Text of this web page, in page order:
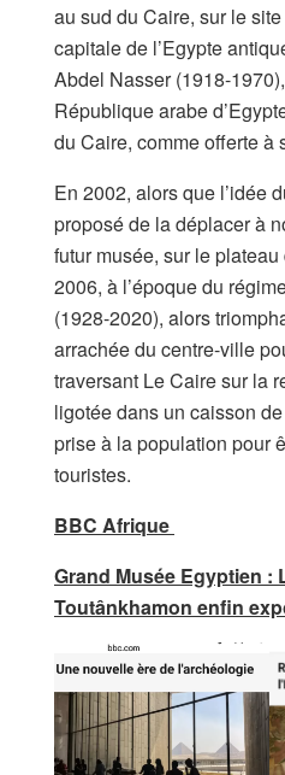
au sud du Caire, sur le
capitale de l’Egypte
Abdel Nasser (1918-
République arabe
du Caire, comme offerte à
En 2002, alors que l’idée
proposé de la déplacer à
futur musée, sur le
2006, à l’époque du
(1928-2020), alors
arrachée du centre-ville
traversant Le Caire sur la
ligotée dans un caisson
prise à la population pour
touristes.
BBC Afrique
Grand Musée Egyptien :
Toutânkhamon enfin